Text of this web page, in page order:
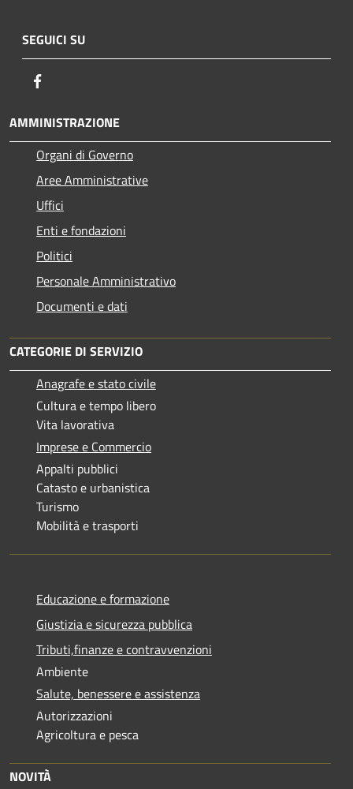
SEGUICI SU
AMMINISTRAZIONE
Organi di Governo
Aree Amministrative
Uffici
Enti e fondazioni
Politici
Personale Amministrativo
Documenti e dati
CATEGORIE DI SERVIZIO
Anagrafe e stato civile
Cultura e tempo libero
Vita lavorativa
Imprese e Commercio
Appalti pubblici
Catasto e urbanistica
Turismo
Mobilità e trasporti
Educazione e formazione
Giustizia e sicurezza pubblica
Tributi,finanze e contravvenzioni
Ambiente
Salute, benessere e assistenza
Autorizzazioni
Agricoltura e pesca
NOVITÀ